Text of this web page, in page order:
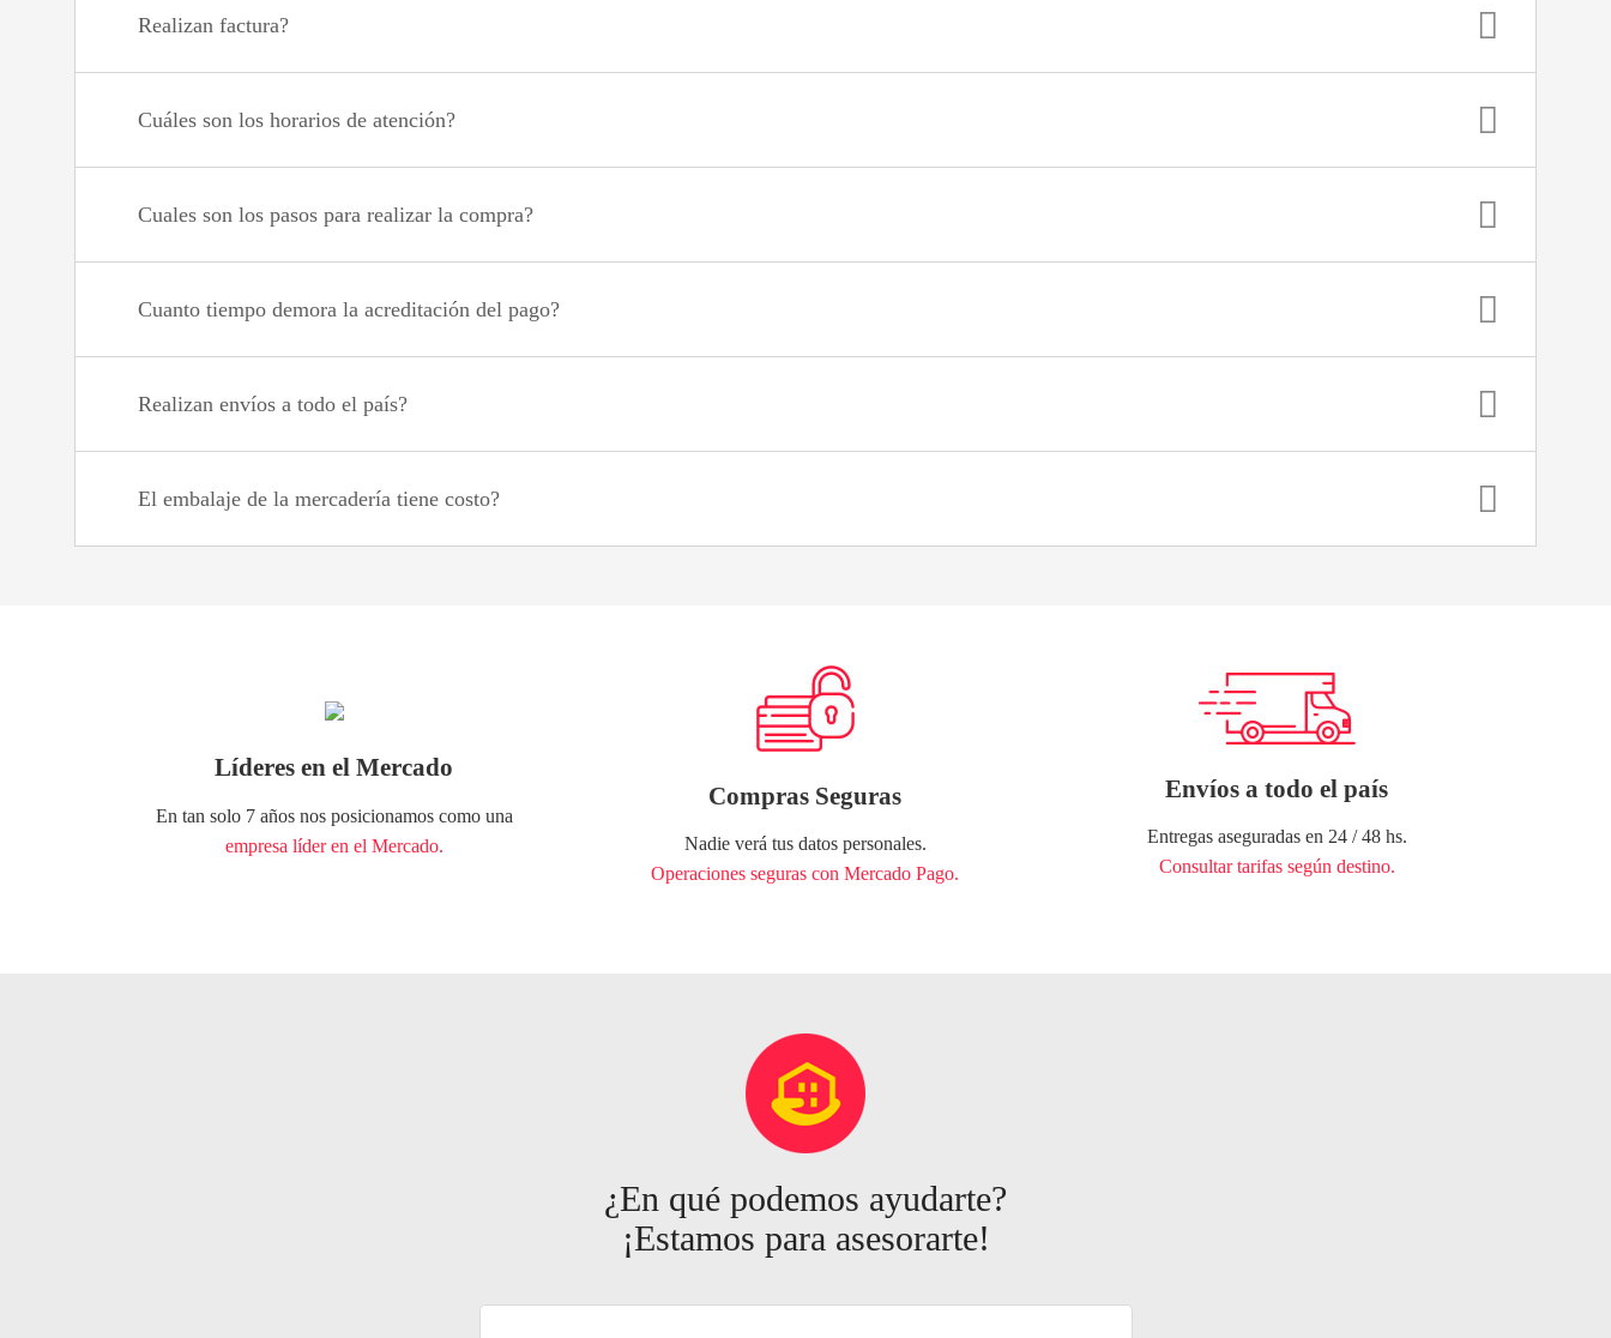
Realizan factura?
Cuáles son los horarios de atención?
Cuales son los pasos para realizar la compra?
Cuanto tiempo demora la acreditación del pago?
Realizan envíos a todo el país?
El embalaje de la mercadería tiene costo?
Líderes en el Mercado
En tan solo 7 años nos posicionamos como una
empresa líder en el Mercado.
Compras Seguras
Nadie verá tus datos personales.
Operaciones seguras con Mercado Pago.
Envíos a todo el país
Entregas aseguradas en 24 / 48 hs.
Consultar tarifas según destino.
¿En qué podemos ayudarte?
¡Estamos para asesorarte!